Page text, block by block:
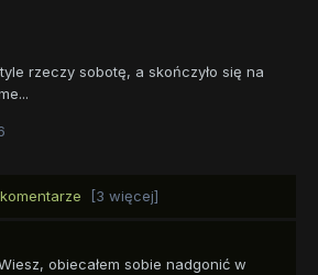
rzeczy sobotę, a skończyło się na
[3 więcej]
obiecałem sobie nadgonić w